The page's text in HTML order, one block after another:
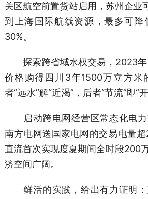
关区航空前置货站启用，苏州企业
到上海国际航线资源，最多可降
30%。
探索跨省域水权交易，2023年
价格购得四川3年1500万立方米
者“远水”解“近渴”，后者“节流”即“开
启动跨电网经营区常态化电力
南方电网送国家电网的交易电量
直流首次实现度夏期间全时段200
济空间广阔。
鲜活的实践，给出有力证明：